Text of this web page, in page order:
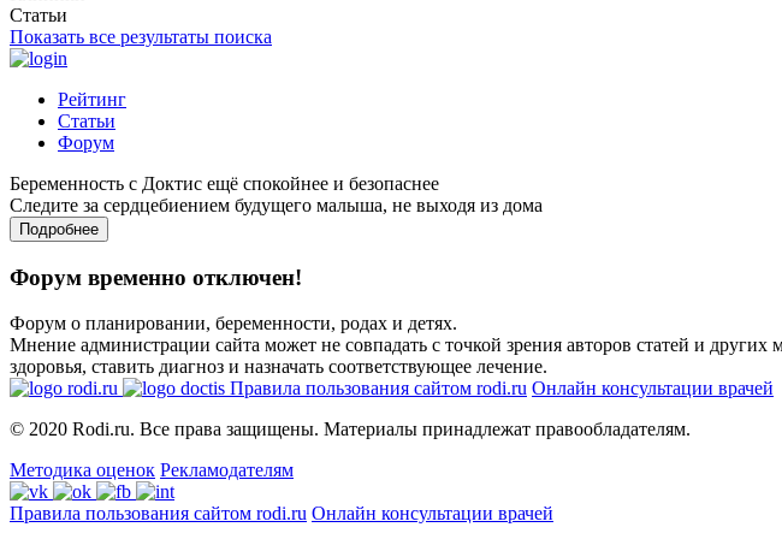
Статьи
Показать все результаты поиска
Рейтинг
Статьи
Форум
Беременность с Доктис ещё спокойнее и безопаснее
Следите за сердцебиением будущего малыша, не выходя из дома
Подробнее
Форум временно отключен!
Форум о планировании, беременности, родах и детях.
Мнение администрации сайта может не совпадать с точкой зрения авторов статей и
здоровья, ставить диагноз и назначать соответствующее лечение.
Правила пользования сайтом rodi.ru Онлайн консультации врачей
© 2020 Rodi.ru. Все права защищены. Материалы принадлежат правообладателям.
Методика оценок Рекламодателям
Правила пользования сайтом rodi.ru Онлайн консультации врачей